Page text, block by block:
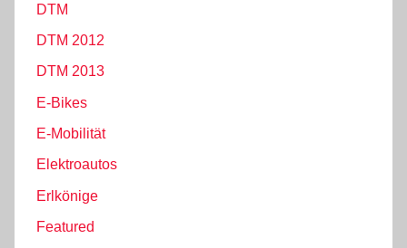
DTM
DTM 2012
DTM 2013
E-Bikes
E-Mobilität
Elektroautos
Erlkönige
Featured